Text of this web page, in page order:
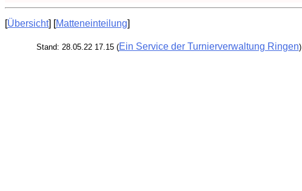
[Übersicht] [Matteneinteilung]
Stand: 28.05.22 17.15 (Ein Service der Turnierverwaltung Ringen)